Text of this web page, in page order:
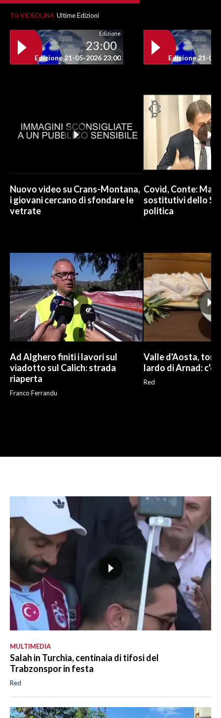
TG VIDEOLINA Ultime Edizioni
Edizione
23:00
Edizione 21-05-2026 23:00 Edizione 21-05-
Nuovo video su Crans-Montana,
i giovani cercano di sfondare le
vetrate
Covid, Conte: Mai
sostitutivi dello
politica
Ad Alghero finiti i lavori sul
viadotto sul Calich: strada
riaperta
Franco Ferrandu
Valle d'Aosta,
lardo di Arnad: c'è
Red
MULTIMEDIA
Salah in Turchia, centinaia di tifosi del
Trabzonspor in festa
Red